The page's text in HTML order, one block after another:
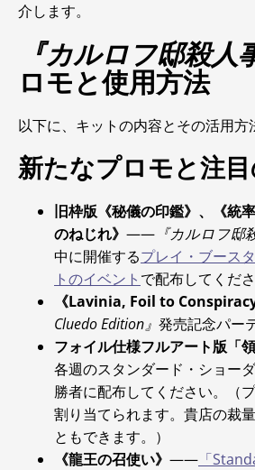
介します。
『カルロフ邸殺人
ロモと使用方法
以下に、キットの内容とその活用方
新たなプロモと注
旧枠版《秘儀の印鑑》、《統
のねじれ》 ―― 『カルロフ邸
中に開催するプレイ・ブース
トのイベント で配布してくださ
《Lavinia, Foil to Conspiracy
Cluedo Edition』 発売記念パー
フォイル仕様フルアート版「
各週のスタンダード・ショー
勝者に配布してください。（
割り当てられます。貴店の裁
ともできます。）
《龍王の召使い》 ―― 「